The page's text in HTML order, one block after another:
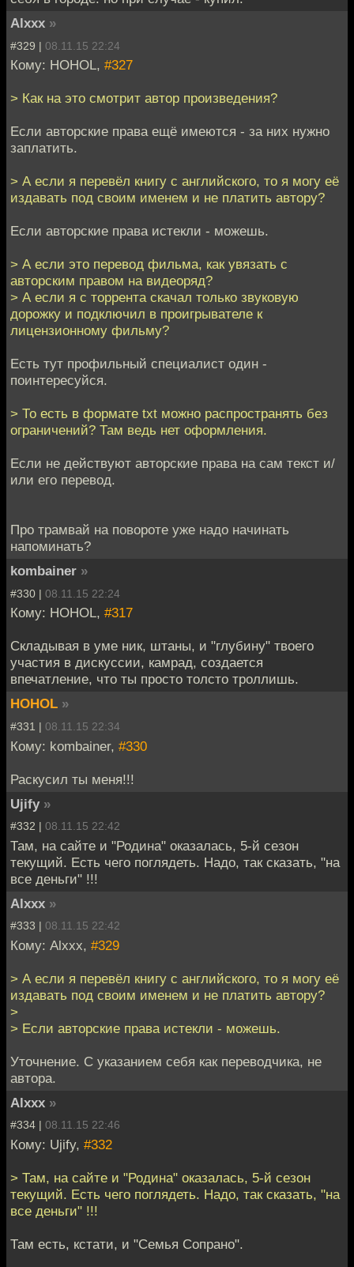
Alxxx »
#329 | 08.11.15 22:24
Кому: HOHOL, #327
> Как на это смотрит автор произведения?
Если авторские права ещё имеются - за них нужно
заплатить.
> А если я перевёл книгу с английского, то я могу её
издавать под своим именем и не платить автору?
Если авторские права истекли - можешь.
> А если это перевод фильма, как увязать с
авторским правом на видеоряд?
> А если я с торрента скачал только звуковую
дорожку и подключил в проигрывателе к
лицензионному фильму?
Есть тут профильный специалист один -
поинтересуйся.
> То есть в формате txt можно распространять без
ограничений? Там ведь нет оформления.
Если не действуют авторские права на сам текст и/
или его перевод.
Про трамвай на повороте уже надо начинать
напоминать?
kombainer »
#330 | 08.11.15 22:24
Кому: HOHOL, #317
Складывая в уме ник, штаны, и "глубину" твоего
участия в дискуссии, камрад, создается
впечатление, что ты просто толсто троллишь.
HOHOL »
#331 | 08.11.15 22:34
Кому: kombainer, #330
Раскусил ты меня!!!
Ujify »
#332 | 08.11.15 22:42
Там, на сайте и "Родина" оказалась, 5-й сезон
текущий. Есть чего поглядеть. Надо, так сказать, "на
все деньги" !!!
Alxxx »
#333 | 08.11.15 22:42
Кому: Alxxx, #329
> А если я перевёл книгу с английского, то я могу её
издавать под своим именем и не платить автору?
>
> Если авторские права истекли - можешь.
Уточнение. С указанием себя как переводчика, не
автора.
Alxxx »
#334 | 08.11.15 22:46
Кому: Ujify, #332
> Там, на сайте и "Родина" оказалась, 5-й сезон
текущий. Есть чего поглядеть. Надо, так сказать, "на
все деньги" !!!
Там есть, кстати, и "Семья Сопрано".